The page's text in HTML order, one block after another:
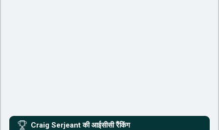
Craig Serjeant की आईसीसी रैंकिंग